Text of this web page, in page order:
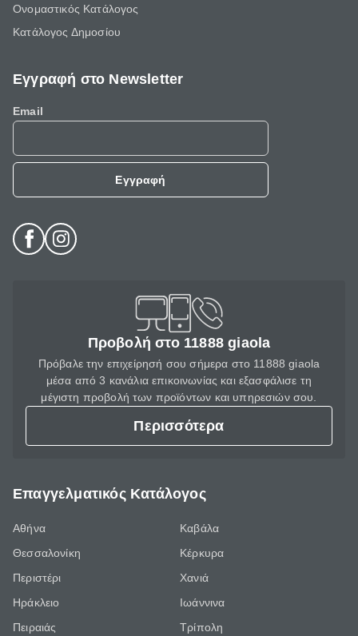
Ονομαστικός Κατάλογος
Κατάλογος Δημοσίου
Εγγραφή στο Newsletter
Email
Εγγραφή
Προβολή στο 11888 giaola
Πρόβαλε την επιχείρησή σου σήμερα στο 11888 giaola
μέσα από 3 κανάλια επικοινωνίας και εξασφάλισε τη
μέγιστη προβολή των προϊόντων και υπηρεσιών σου.
Περισσότερα
Επαγγελματικός Κατάλογος
Αθήνα
Θεσσαλονίκη
Περιστέρι
Ηράκλειο
Πειραιάς
Καβάλα
Κέρκυρα
Χανιά
Ιωάννινα
Τρίπολη